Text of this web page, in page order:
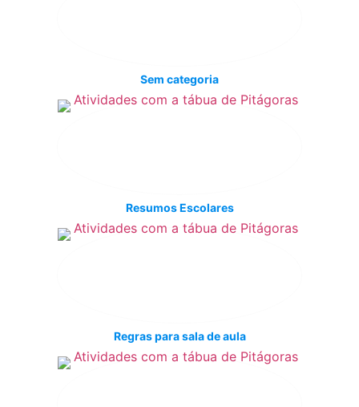
Sem categoria
Resumos Escolares
Regras para sala de aula